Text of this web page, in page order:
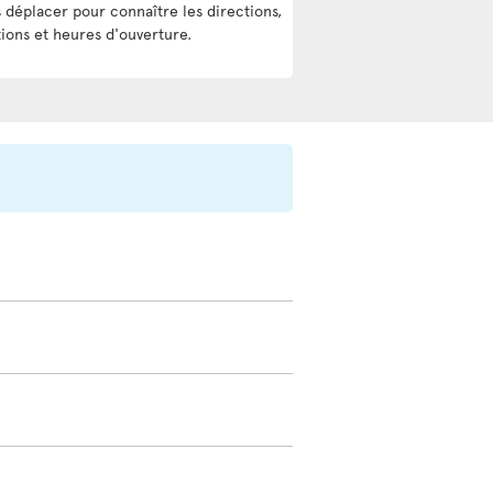
déplacer pour connaître les directions,
et heures d'ouverture.